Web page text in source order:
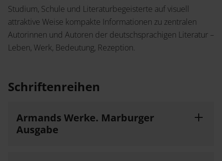
Karriere
Prospekte und Kataloge
Open Access
Young Academics
Kontakt
Inlibra
Studium, Schule und Literaturbegeisterte auf visuell
attraktive Weise kompakte Informationen zu zentralen
Autorinnen und Autoren der deutschsprachigen Literatur –
Leben, Werk, Bedeutung, Rezeption.
Schriftenreihen
Armands Werke. Marburger
Ausgabe